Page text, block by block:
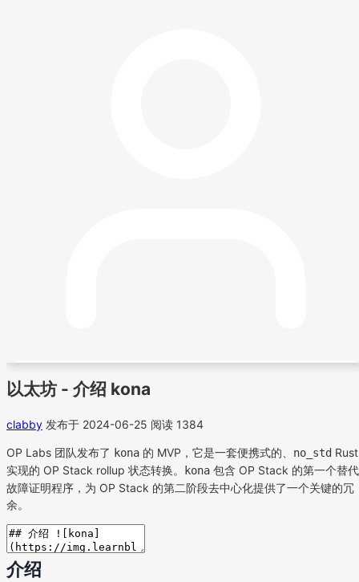
以太坊 - 介绍 kona
clabby 发布于 2024-06-25 阅读 1384
OP Labs 团队发布了 kona 的 MVP，它是一套便携式的、 no_std Rust
实现的 OP Stack rollup 状态转换。
kona 包含 OP Stack 的第一个替代
故障证明程序，为 OP Stack 的第二阶段去中心化提供了一个关键的冗
余。
介绍